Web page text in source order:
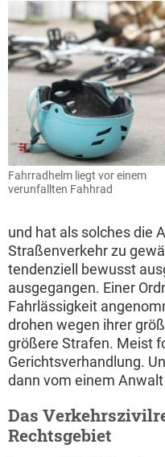
Fahrradhelm liegt vor einem
verunfallten Fahhrad
und hat als solches die
Straßenverkehr zu
tendenziell bewusst
ausgegangen. Einer
Fahrlässigkeit
drohen wegen ihrer
größere Strafen. Meist
Gerichtsverhandlung.
dann vom einem
Das
Rechtsgebiet